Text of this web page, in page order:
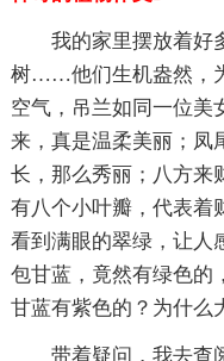
我的家里摆放着好
树……他们生机盎然，
空气，吊兰如同一位美
来，真是温柔美丽；凤
长，那么秀丽；八方来
有八个小叶瓣，代表着
看到满眼的翠绿，让人
包甘蓝，竟然有绿色的
甘蓝有紫色的？为什么
带着疑问，我去查